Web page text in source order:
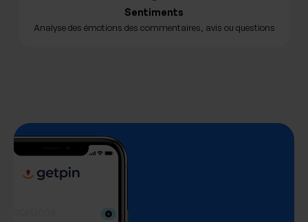
Sentiments
Analyse des émotions des commentaires, avis ou questions